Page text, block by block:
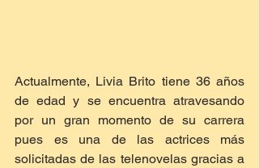
Actualmente, Livia Brito tiene 36 años
de edad y se encuentra atravesando
por un gran momento de su carrera
pues es una de las actrices más
solicitadas de las telenovelas gracias a